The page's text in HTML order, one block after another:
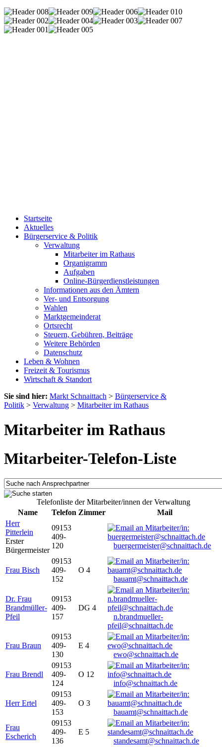
Startseite
Aktuelles
Bürgerservice & Politik
Verwaltung
Mitarbeiter im Rathaus
Organigramm
Aufgaben
Online-Bürgerdienstleistungen
Informationen aus den Ämtern
Ver- und Entsorgung
Wahlen
Marktgemeinderat
Ortsrecht
Steuern, Gebühren, Beiträge
Weitere Behörden
Datenschutz
Leben & Wohnen
Freizeit & Tourismus
Wirtschaft & Standort
Sie sind hier: Markt Schnaittach > Bürgerservice &
Politik > Verwaltung > Mitarbeiter im Rathaus
Mitarbeiter im Rathaus
Mitarbeiter-Telefon-Liste
Telefonliste der Mitarbeiter/innen der Verwaltung
Name
Telefon Zimmer
Mail
Herr
Pitterlein
Erster
Bürgermeister
09153
409-
120
buergermeister@schnaittach.de
Frau Bisch
09153
409-
152
O 4
bauamt@schnaittach.de
Dr. Frau
Brandmüller-
Pfeil
09153
409-
157
DG 4
n.brandmueller-
pfeil@schnaittach.de
Frau Braun
09153
409-
130
E 4
ewo@schnaittach.de
Frau Brendl
09153
409-
124
O 12
info@schnaittach.de
Herr Ertel
09153
409-
153
O 3
bauamt@schnaittach.de
Frau
Escherich
09153
409-
136
E 5
standesamt@schnaittach.de